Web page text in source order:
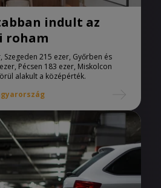
indult az
roham
215 ezer, Győrben és
Pécsen 183 ezer, Miskolcon
alakult a középérték.